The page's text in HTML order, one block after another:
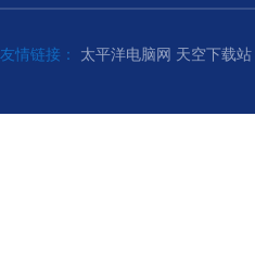
友情链接： 太平洋电脑网 天空下载站